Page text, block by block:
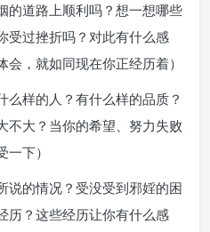
的道路上顺利吗？想一想哪些
受过挫折吗？对此有什么感
，就如同现在你正经历着）
么样的人？有什么样的品质？
不大？当你的希望、努力失败
下）
说的情况？受没受到邪婬的困
历？这些经历让你有什么感